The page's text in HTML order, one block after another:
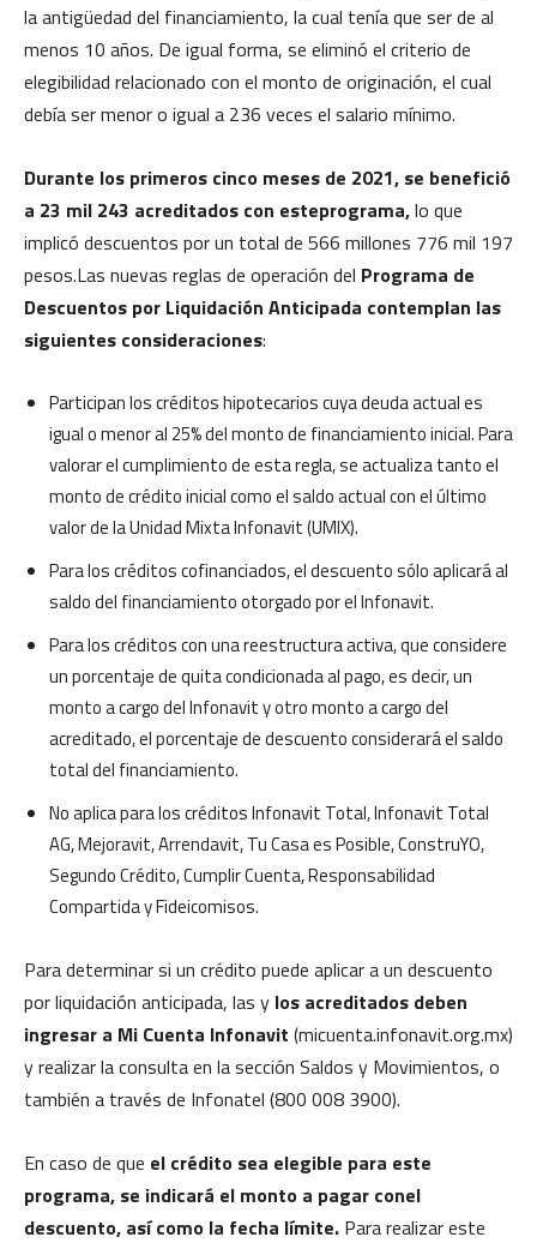
la antigüedad del financiamiento, la cual tenía que ser de al
menos 10 años. De igual forma, se eliminó el criterio de
elegibilidad relacionado con el monto de originación, el cual
debía ser menor o igual a 236 veces el salario mínimo.
Durante los primeros cinco meses de 2021, se benefició
a 23 mil 243 acreditados con esteprograma,lo que
implicó descuentos por un total de 566 millones 776 mil 197
pesos.Las nuevas reglas de operación del Programa de
Descuentos por Liquidación Anticipada contemplan las
siguientes consideraciones:
Participan los créditos hipotecarios cuya deuda actual es
igual o menor al 25% del monto de financiamiento inicial. Para
valorar el cumplimiento de esta regla, se actualiza tanto el
monto de crédito inicial como el saldo actual con el último
valor de la Unidad Mixta Infonavit (UMIX).
Para los créditos cofinanciados, el descuento sólo aplicará al
saldo del financiamiento otorgado por el Infonavit.
Para los créditos con una reestructura activa, que considere
un porcentaje de quita condicionada al pago, es decir, un
monto a cargo del Infonavit y otro monto a cargo del
acreditado, el porcentaje de descuento considerará el saldo
total del financiamiento.
No aplica para los créditos Infonavit Total, Infonavit Total
AG, Mejoravit, Arrendavit, Tu Casa es Posible, ConstruYO,
Segundo Crédito, Cumplir Cuenta, Responsabilidad
Compartida y Fideicomisos.
Para determinar si un crédito puede aplicar a un descuento
por liquidación anticipada, las y los acreditados deben
ingresar a Mi Cuenta Infonavit (micuenta.infonavit.org.mx)
y realizar la consulta en la sección Saldos y Movimientos, o
también a través de Infonatel (800 008 3900).
En caso de que el crédito sea elegible para este
programa, se indicará el monto a pagar conel
descuento, así como la fecha límite. Para realizar este